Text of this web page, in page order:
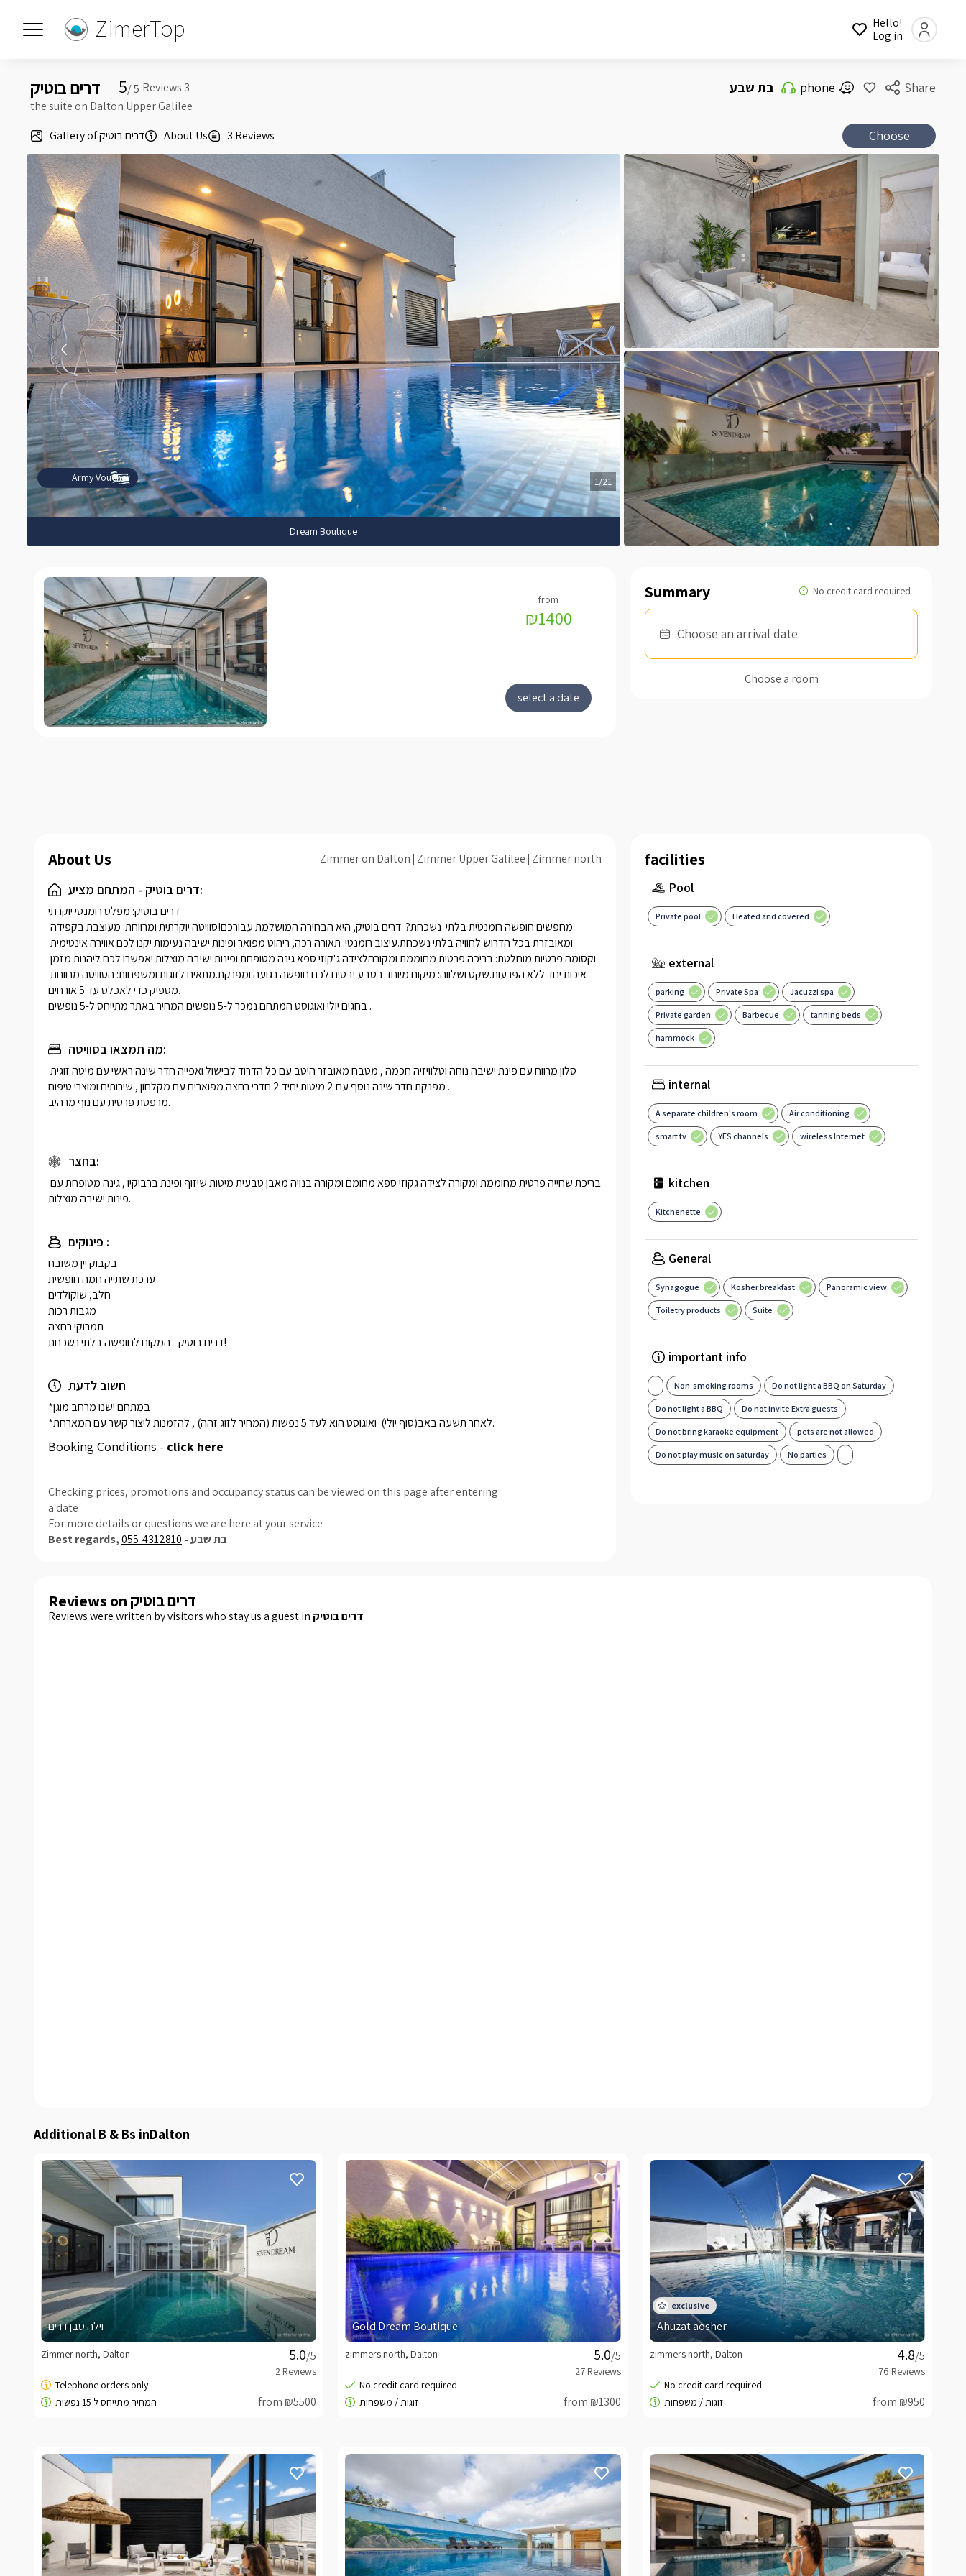
ZimerTop
Hello!
Log in
דרים בוטיק 5 /
5
the suite on Dalton Upper Galilee
Gallery of דרים בוטיק
About Us 3 Reviews
Share בת שבע phone
Choose
1/21
Dream Boutique
Army Voucher
Summary
Choose an arrival date
Choose a room
₪1400
About Us Zimmer on Dalton Zimmer Upper Galilee Zimmer north
דרים בוטיק - המתחם מציע:
דרים בוטיק: מפלט רומנטי יוקרתי
מספיק כדי לאכלס עד 5 אורחים.
בחגים יולי ואוגוסט המתחם נמכר ל-5 נופשים המחיר באתר מתייחס ל-5 נופשים .
מה תמצאו בסוויטה:
מפנקת חדר שינה נוסף עם 2 מיטות יחיד 2 חדרי רחצה מפוארים עם מקלחון , שירותים ומוצרי טיפוח .
מרפסת פרטית עם נוף מרהיב.
בחצר:
פינות ישיבה מוצלות.
פינוקים :
בקבוק יין משובח
ערכת שתייה חמה חופשית
חלב, שוקולדים
מגבות רכות
תמרוקי רחצה
דרים בוטיק - המקום לחופשה בלתי נשכחת!
חשוב לדעת
*במתחם ישנו מרחב מוגן
*לאחר תשעה באב(סוף יולי)  ואוגוסט הוא לעד 5 נפשות (המחיר לזוג זהה) , להזמנות ליצור קשר עם המארחת.
Booking Conditions - click here
Checking prices, promotions and occupancy status can be viewed on this page after entering
a date
For more details or questions we are here at your service
Best regards, בת שבע - 055-4312810
facilities
Pool
Private pool Heated and covered
external
parking Private Spa Jacuzzi spa
Private garden Barbecue tanning beds
hammock
internal
A separate children's room Air conditioning
smart tv YES channels wireless Internet
kitchen
Kitchenette
General
Synagogue Kosher breakfast Panoramic view
Toiletry products Suite
important info
Non-smoking rooms Do not light a BBQ on Saturday
Do not light a BBQ Do not invite Extra guests
Do not bring karaoke equipment pets are not allowed
Do not play music on saturday No parties
Reviews on דרים בוטיק
Reviews were written by visitors who stay us a guest in דרים בוטיק
Additional B & Bs inDalton
וילה סבן דרים
/5
Zimmer north, Dalton
from ₪5500
Gold Dream Boutique
/5
zimmers north, Dalton
from ₪1300
Ahuzat aosher
/5
zimmers north, Dalton
from ₪950